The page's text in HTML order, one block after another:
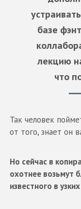
базе
лекцию
что
Так человек
от того, знает он
Но сейчас в
охотнее возьмут
известного в